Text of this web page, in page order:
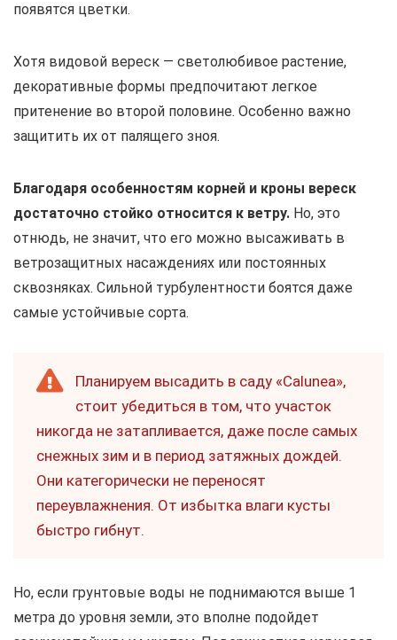
появятся цветки.
Хотя видовой вереск — светолюбивое растение,
декоративные формы предпочитают легкое
притенение во второй половине. Особенно важно
защитить их от палящего зноя.
Благодаря особенностям корней и кроны вереск
достаточно стойко относится к ветру. Но, это
отнюдь, не значит, что его можно высаживать в
ветрозащитных насаждениях или постоянных
сквозняках. Сильной турбулентности боятся даже
самые устойчивые сорта.
Планируем высадить в саду «Calunea»,
стоит убедиться в том, что участок
никогда не затапливается, даже после самых
снежных зим и в период затяжных дождей.
Они категорически не переносят
переувлажнения. От избытка влаги кусты
быстро гибнут.
Но, если грунтовые воды не поднимаются выше 1
метра до уровня земли, это вполне подойдет